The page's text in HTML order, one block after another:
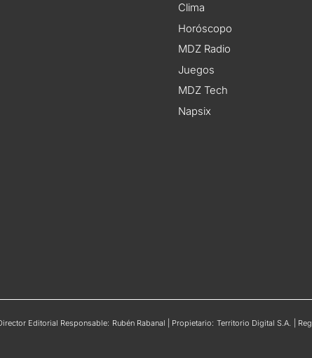
Clima
Horóscopo
MDZ Radio
Juegos
MDZ Tech
Napsix
Editorial Responsable: Rubén Rabanal | Propietario: Territorio Digital S.A. |